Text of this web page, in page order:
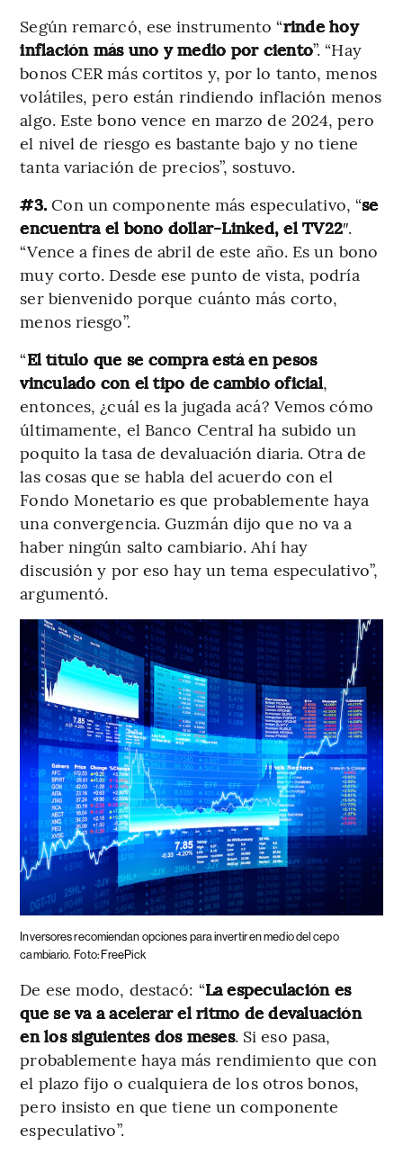
Según remarcó, ese instrumento “rinde hoy
inflación más uno y medio por ciento”. “Hay
bonos CER más cortitos y, por lo tanto, menos
volátiles, pero están rindiendo inflación menos
algo. Este bono vence en marzo de 2024, pero
el nivel de riesgo es bastante bajo y no tiene
tanta variación de precios”, sostuvo.
#3.Con un componente más especulativo, “se
encuentra el bono dollar-Linked, el TV22″.
“Vence a fines de abril de este año. Es un bono
muy corto. Desde ese punto de vista, podría
ser bienvenido porque cuánto más corto,
menos riesgo”.
“El título que se compra está en pesos
vinculado con el tipo de cambio oficial,
entonces, ¿cuál es la jugada acá? Vemos cómo
últimamente, el Banco Central ha subido un
poquito la tasa de devaluación diaria. Otra de
las cosas que se habla del acuerdo con el
Fondo Monetario es que probablemente haya
una convergencia. Guzmán dijo que no va a
haber ningún salto cambiario. Ahí hay
discusión y por eso hay un tema especulativo”,
argumentó.
Inversores recomiendan opciones para invertir en medio del cepo
cambiario. Foto: FreePick
De ese modo, destacó: “La especulación es
que se va a acelerar el ritmo de devaluación
en los siguientes dos meses. Si eso pasa,
probablemente haya más rendimiento que con
el plazo fijo o cualquiera de los otros bonos,
pero insisto en que tiene un componente
especulativo”.